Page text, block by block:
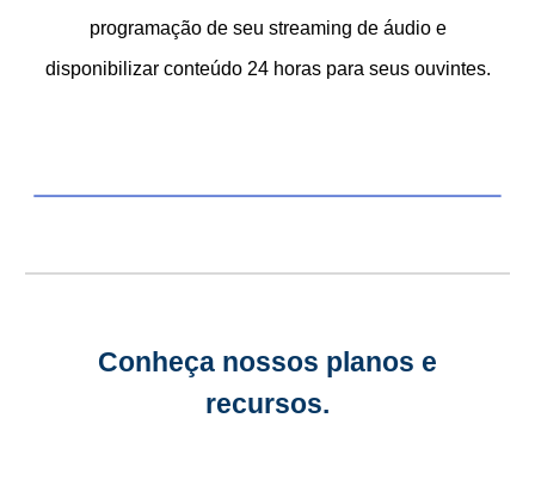
programação de seu streaming de áudio e
disponibilizar conteúdo 24 horas para seus ouvintes.
Conheça nossos planos e
recursos.